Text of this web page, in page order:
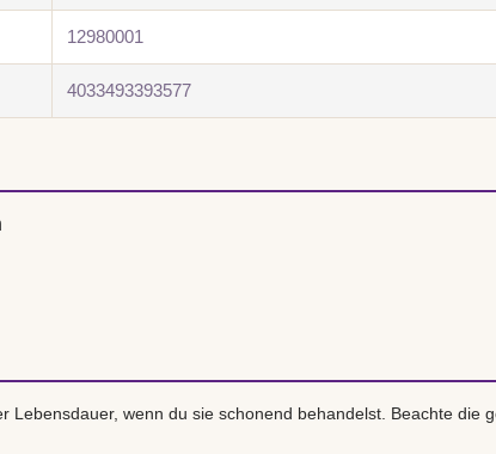
12980001
4033493393577
Lebensdauer, wenn du sie schonend behandelst. Beachte die